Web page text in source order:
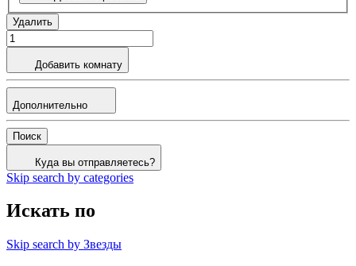
Удалить
Добавить комнату
Дополнительно
Поиск
Куда вы отправляетесь?
Skip search by categories
Искать по
Skip search by Звезды